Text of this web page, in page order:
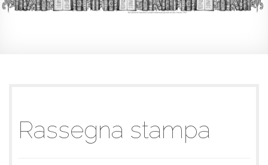
Rassegna stampa